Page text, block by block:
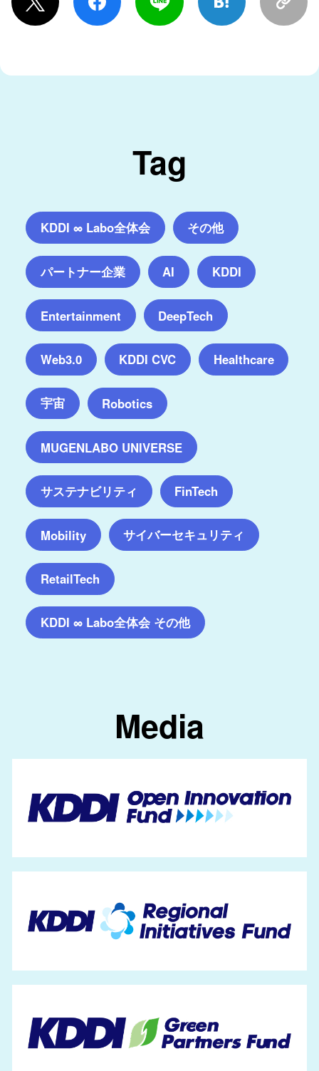
Tag
KDDI ∞ Labo全体会 その他
パートナー企業 AI KDDI
Entertainment DeepTech
Web3.0 KDDI CVC Healthcare
宇宙 Robotics
MUGENLABO UNIVERSE
サステナビリティ FinTech
Mobility サイバーセキュリティ
RetailTech
KDDI ∞ Labo全体会 その他
Media